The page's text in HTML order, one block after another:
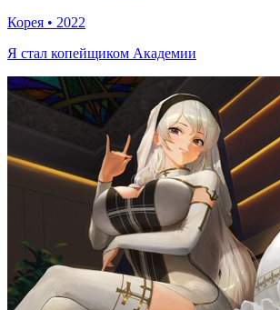
Корея • 2022
Я стал копейщиком Академии